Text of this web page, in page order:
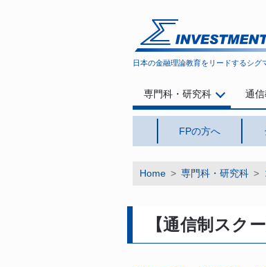
シグマインベストメント スク
日本の金融理論教育をリードするシグ
FPの方へ
専門科・研究科 通
Home > 専門科・研究科 >
【通信制スク